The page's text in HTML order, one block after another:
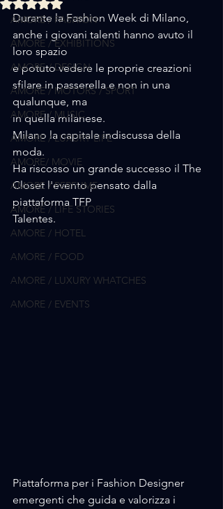
AMORE / FASHION
AMORE / EXHIBITIONS
AMORE / DESIGN
AMORE / MOTORS / SPORT
AMORE / MUSIC
AMORE / LUXURY LIFE
AMORE/ MOVIE
AMORE / PERFUME
AMORE / LIFE STORIES
AMORE / HOTEL
AMORE / FOOD
AMORE / LUXURY WHATCHES
AMORE / EVENTS
Durante la Fashion Week di Milano,
anche i giovani talenti hanno avuto il
loro spazio
e potuto vedere le proprie creazioni
sfilare in passerella e non in una
qualunque, ma
in quella milanese.
Milano la capitale indiscussa della
moda.
Ha riscosso un grande successo il The
Closet l'evento pensato dalla
piattaforma TFP
Talentes.
Piattaforma per i Fashion Designer
emergenti che guida e valorizza i